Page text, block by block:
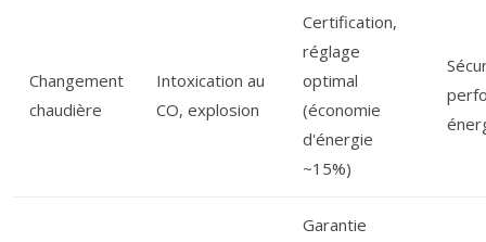
Changement
chaudière
Intoxication au
CO, explosion
Certification,
réglage
optimal
(économie
d'énergie
~15%)
Garantie